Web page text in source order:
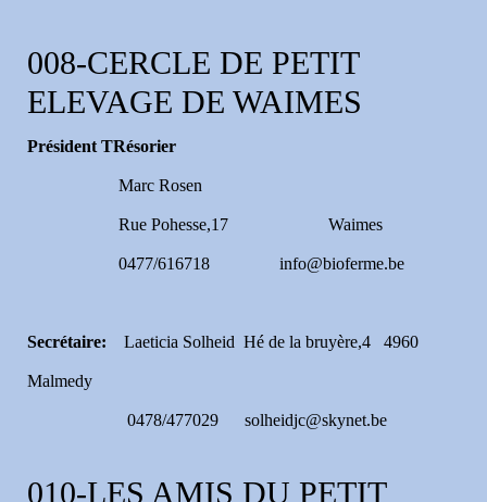
008-CERCLE DE PETIT
ELEVAGE DE WAIMES
Président TRésorier
Marc Rosen
Rue Pohesse,17 Waimes
0477/616718 info@bioferme.be
Secrétaire: Laeticia Solheid Hé de la bruyère,4 4960
Malmedy
0478/477029 solheidjc@skynet.be
010-LES AMIS DU PETIT